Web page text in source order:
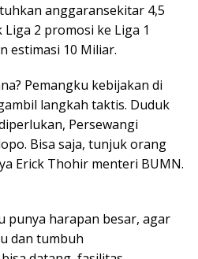
anggaransekitar 4,5
2 promosi ke Liga 1
estimasi 10 Miliar.
Pemangku kebijakan di
langkah taktis. Duduk
Persewangi
Bisa saja, tunjuk orang
Erick Thohir menteri BUMN.
punya harapan besar, agar
dan tumbuh